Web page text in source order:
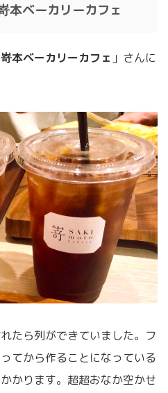
本ベーカリーカフェ
嵜本ベーカリーカフェ 」さんに
たら列ができていました。フ
てから作ることになっている
かります。超超おなか空かせ